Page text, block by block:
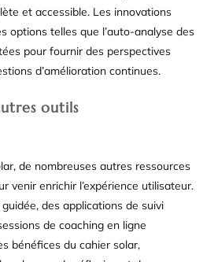
et accessible. Les innovations
options telles que l’auto-analyse des
pour fournir des perspectives
d’amélioration continues.
outils
de nombreuses autres ressources
venir enrichir l’expérience utilisateur.
des applications de suivi
de coaching en ligne
bénéfices du cahier solar,